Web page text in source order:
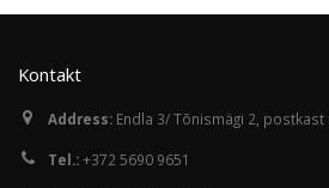
Kontakt
Address: Endla 3/ Tõnismägi 2, postkast
Tel.:+372 5690 9651